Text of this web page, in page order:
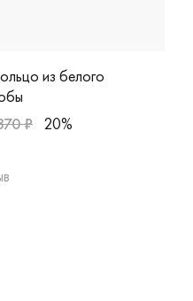
н-5б
из белого
₽ 20%